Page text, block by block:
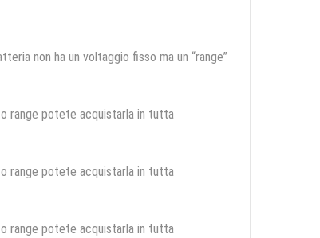
non ha un voltaggio fisso ma un “range”
range potete acquistarla in tutta
range potete acquistarla in tutta
range potete acquistarla in tutta